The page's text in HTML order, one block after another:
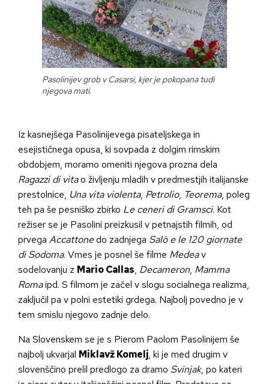
Pasolinijev grob v Casarsi, kjer je pokopana tudi
njegova mati.
Iz kasnejšega Pasolinijevega pisateljskega in
esejističnega opusa, ki sovpada z dolgim rimskim
obdobjem, moramo omeniti njegova prozna dela
Ragazzi di vitao življenju mladih v predmestjih italijanske
prestolnice, Una vita violenta, Petrolio, Teorema, poleg
teh pa še pesniško zbirko Le ceneri di Gramsci. Kot
režiser se je Pasolini preizkusil v petnajstih filmih, od
prvega Accattonedo zadnjega Salò e le 120 giornate
di Sodoma. Vmes je posnel še filme Medeav
sodelovanju z Mario Callas, Decameron, Mamma
Romaipd. S filmom je začel v slogu socialnega realizma,
zaključil pa v polni estetiki grdega. Najbolj povedno je v
tem smislu njegovo zadnje delo.
Na Slovenskem se je s Pierom Paolom Pasolinijem še
najbolj ukvarjal Miklavž Komelj, ki je med drugim v
slovenščino prelil predlogo za dramo Svinjak, po kateri